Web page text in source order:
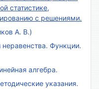
статистике,
с решениями.
А. В.)
Функции.
алгебра.
указания.